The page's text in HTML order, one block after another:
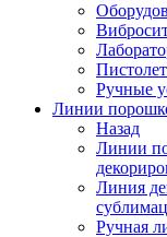
Ручные
Линии
Назад
Линии
Линия
Ручная